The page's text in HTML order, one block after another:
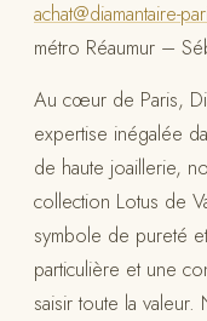
achat@diamantaire-
métro Réaumur –
Au cœur de Paris,
expertise inégalée
de haute joaillerie,
collection Lotus de
symbole de pureté
particulière et une
saisir toute la